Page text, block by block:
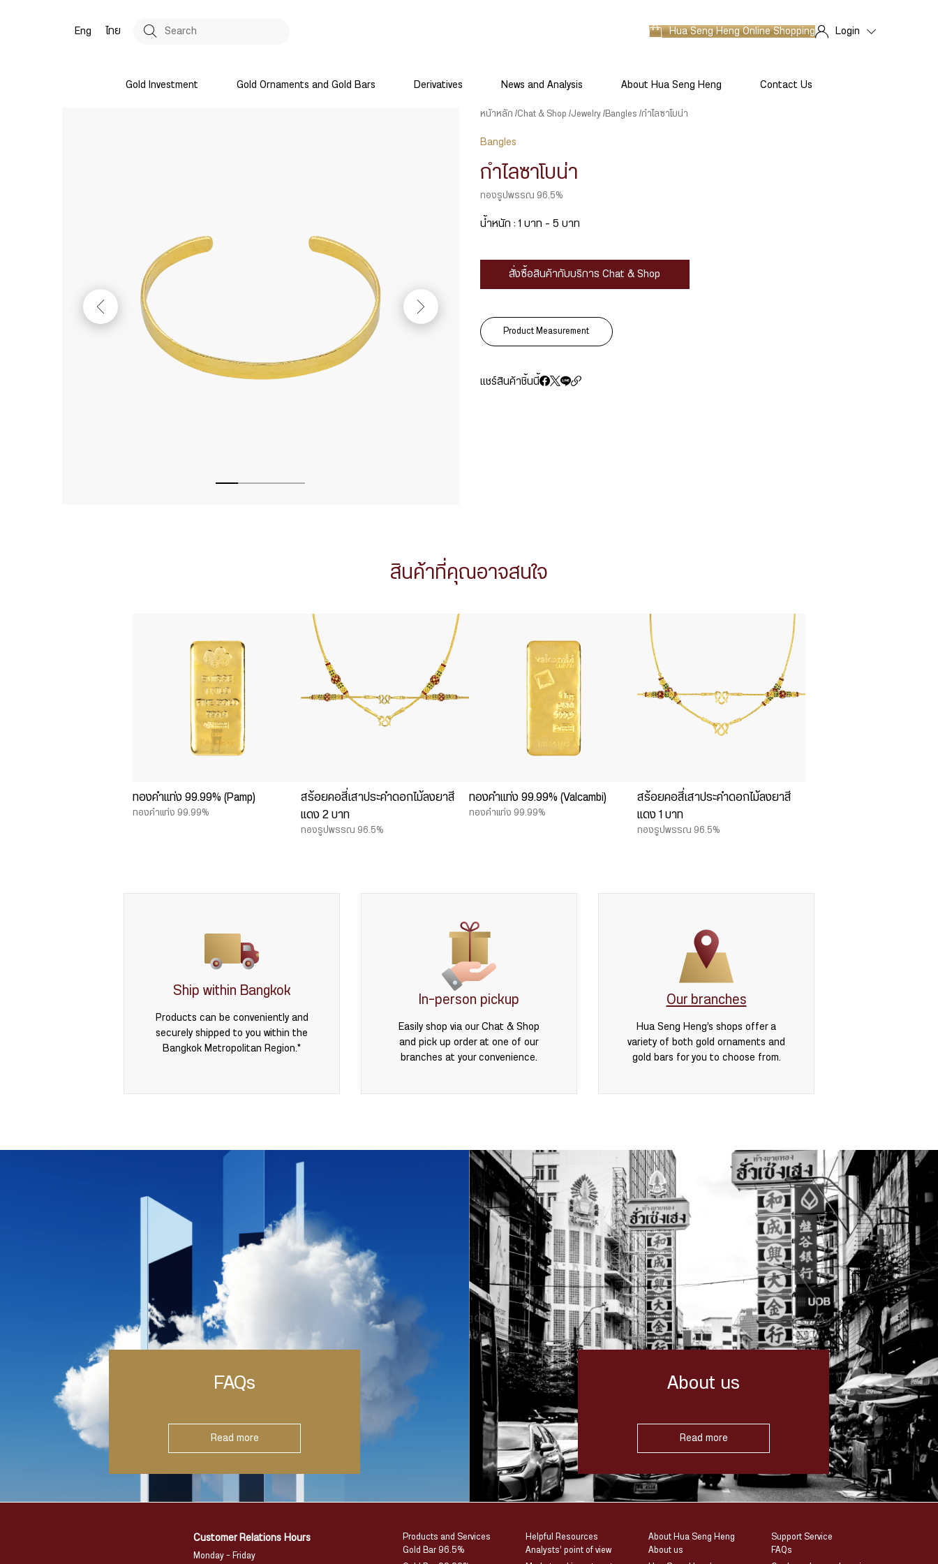
Eng ไทย Hua Seng HengOnline Shopping Login
Gold Investment Gold Ornaments and Gold Bars Derivatives News and Analysis About Hua Seng Heng Contact Us
หน้าหลัก Chat & Shop Jewelry Bangles กำไลซาโบน่า
Bangles
กำไลซาโบน่า
ทองรูปพรรณ 96.5%
น้ำหนัก : 1 บาท – 5 บาท
สั่งซื้อสินค้ากับบริการ Chat & Shop
Product Measurement
แชร์สินค้าชิ้นนี้
สินค้าที่คุณอาจสนใจ
ทองคำแท่ง 99.99% (Pamp)
ทองคำแท่ง 99.99%
สร้อยคอสี่เสาประคำดอกไม้ลงยาสี
แดง 2 บาท
ทองรูปพรรณ 96.5%
ทองคำแท่ง 99.99% (Valcambi)
ทองคำแท่ง 99.99%
สร้อยคอสี่เสาประคำดอกไม้ลงยาสี
แดง 1 บาท
ทองรูปพรรณ 96.5%
Ship within Bangkok
Products can be conveniently and
securely shipped to you within the
Bangkok Metropolitan Region.*
In-person pickup
Easily shop via our Chat & Shop
and pick up order at one of our
branches at your convenience.
Our branches
Hua Seng Heng’s shops offer a
variety of both gold ornaments and
gold bars for you to choose from.
FAQs
Read more
About us
Read more
Customer Relations Hours
Monday – Friday
Products and Services
Gold Bar 96.5%
Helpful Resources
Analysts’ point of view
About Hua Seng Heng
About us
Support Service
FAQs